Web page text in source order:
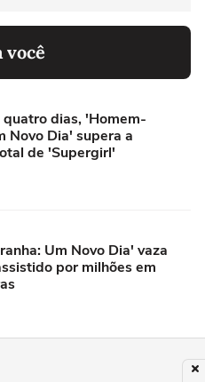
você
quatro dias, 'Homem-
Novo Dia' supera a
de 'Supergirl'
Um Novo Dia' vaza
por milhões em